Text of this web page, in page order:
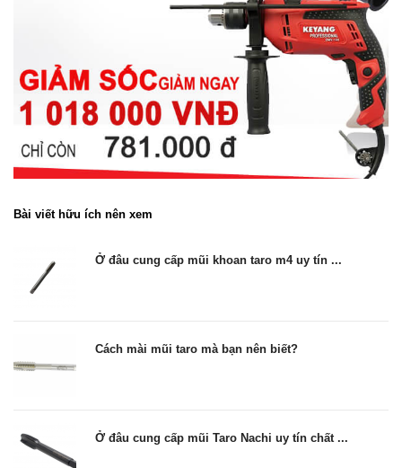
Bài viết hữu ích nên xem
Ở đâu cung cấp mũi khoan taro m4 uy tín ...
Cách mài mũi taro mà bạn nên biết?
Ở đâu cung cấp mũi Taro Nachi uy tín chất ...